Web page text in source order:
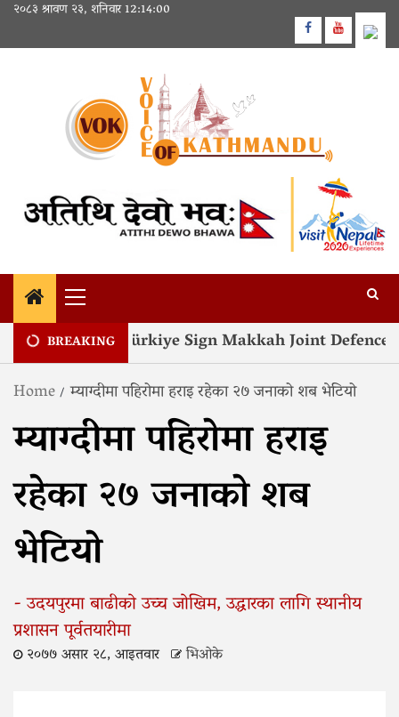
Skip
content
२०८३ श्रावण २३, शनिवार12:14:00
Facebook
Youtube
Primary
Menu
BREAKING
and Türkiye Sign Makkah Joint Defence
Home म्याग्दीमा पहिरोमा हराइ रहेका २७ जनाको शब भेटियो
म्याग्दीमा पहिरोमा हराइ
रहेका २७ जनाको शब
भेटियो
- उदयपुरमा बाढीको उच्च जोखिम, उद्धारका लागि स्थानीय
प्रशासन पूर्वतयारीमा
२०७७ असार २८, आइतवार भिओके